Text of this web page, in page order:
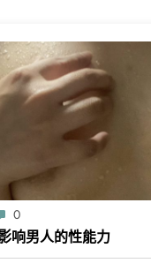
0
响男人的性能力